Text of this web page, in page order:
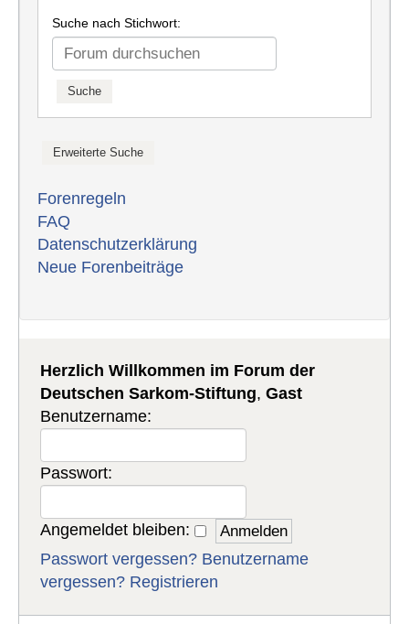
Suche nach Stichwort:
Forenregeln
FAQ
Datenschutzerklärung
Neue Forenbeiträge
Herzlich Willkommen im Forum der
Deutschen Sarkom-Stiftung,Gast
Benutzername:
Passwort:
Angemeldet bleiben:
Passwort vergessen? Benutzername
vergessen? Registrieren